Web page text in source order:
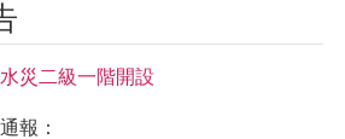
災二級一階開設
報：